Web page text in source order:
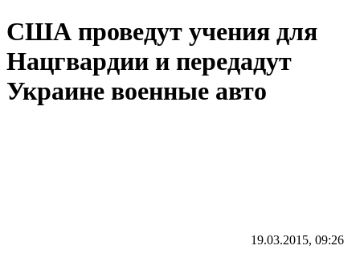
США проведут учения для
Нацгвардии и передадут
Украине военные авто
19.03.2015, 09:26